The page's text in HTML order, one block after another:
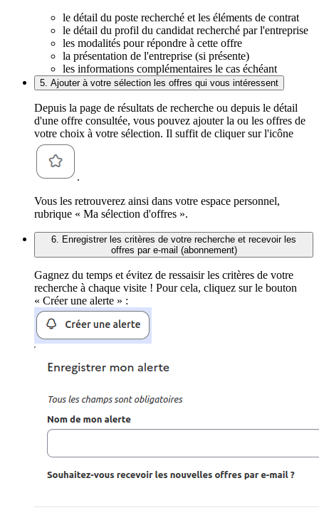
le détail du poste recherché et les éléments de contrat
le détail du profil du candidat recherché par l'entreprise
les modalités pour répondre à cette offre
la présentation de l'entreprise (si présente)
les informations complémentaires le cas échéant
5. Ajouter à votre sélection les offres qui vous intéressent
Depuis la page de résultats de recherche ou depuis le détail
d'une offre consultée, vous pouvez ajouter la ou les offres de
votre choix à votre sélection. Il suffit de cliquer sur l'icône
.
Vous les retrouverez ainsi dans votre espace personnel,
rubrique « Ma sélection d'offres ».
6. Enregistrer les critères de votre recherche et recevoir les
offres par e-mail (abonnement)
Gagnez du temps et évitez de ressaisir les critères de votre
recherche à chaque visite ! Pour cela, cliquez sur le bouton
« Créer une alerte » :